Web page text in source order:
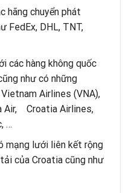
hãng chuyển phát
FedEx, DHL, TNT,
các hàng không quốc
như có những
Airlines (VNA),
Air, Croatia Airlines,
…
mạng lưới liên kết rộng
của Croatia cũng như